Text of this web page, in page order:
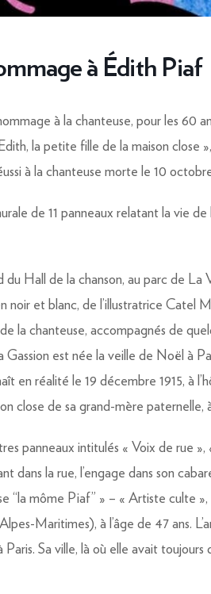
à Édith Piaf
à la chanteuse, pour les 60
la petite fille de la maison close
à la chanteuse morte le 10
de 11 panneaux relatant la vie
du Hall de la chanson, au parc de
noir et blanc, de l’illustratrice Catel
la chanteuse, accompagnés de
Gassion est née la veille de Noël à
en réalité le 19 décembre 1915, à
close de sa grand-mère paternelle,
panneaux intitulés « Voix de rue
dans la rue, l’engage dans son
“la môme Piaf” » – « Artiste culte
Maritimes), à l’âge de 47 ans.
Sa ville, là où elle avait toujours